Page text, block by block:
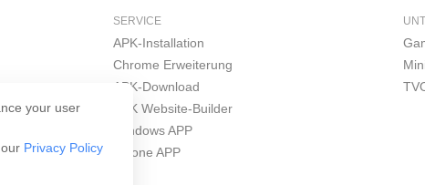
your user
Privacy Policy
SERVICE
APK-Installation
Chrome Erweiterung
APK-Download
APK Website-Builder
Windows APP
iPhone APP